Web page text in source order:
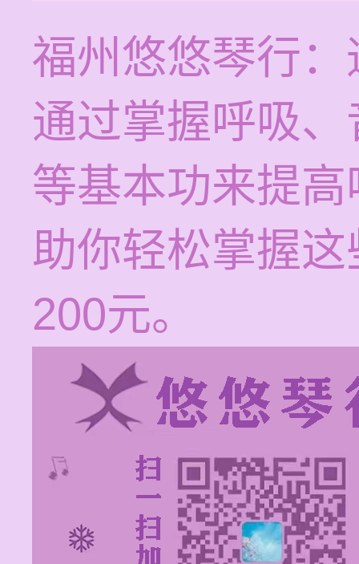
福州悠悠琴行
通过掌握呼吸
等基本功来提
助你轻松掌握
200元。